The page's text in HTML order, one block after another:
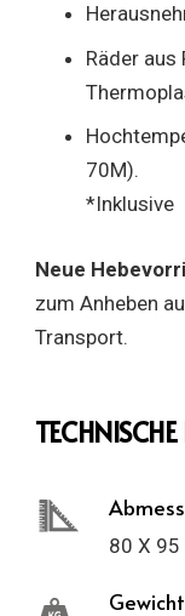
Räder
70M).
*Inklusive
Neue
zum Anheben
Transport.
80 X 95
Gewicht